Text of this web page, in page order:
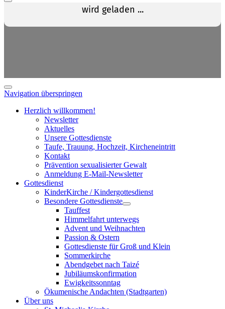
Navigation überspringen
Herzlich willkommen!
Newsletter
Aktuelles
Unsere Gottesdienste
Taufe, Trauung, Hochzeit, Kircheneintritt
Kontakt
Prävention sexualisierter Gewalt
Anmeldung E-Mail-Newsletter
Gottesdienst
KinderKirche / Kindergottesdienst
Besondere Gottesdienste
Tauffest
Himmelfahrt unterwegs
Advent und Weihnachten
Passion & Ostern
Gottesdienste für Groß und Klein
Sommerkirche
Abendgebet nach Taizé
Jubiläumskonfirmation
Ewigkeitssonntag
Ökumenische Andachten (Stadtgarten)
Über uns